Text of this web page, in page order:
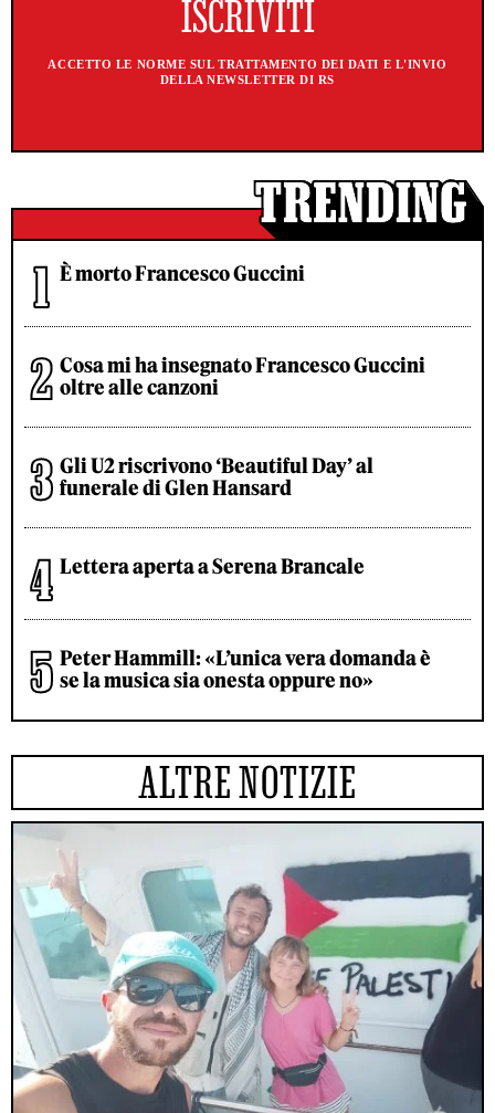
ACCETTO LE NORME SUL TRATTAMENTO DEI DATI E L'INVIO
DELLA NEWSLETTER DI RS
È morto Francesco Guccini
Cosa mi ha insegnato Francesco Guccini
oltre alle canzoni
Gli U2 riscrivono ‘Beautiful Day’ al
funerale di Glen Hansard
Lettera aperta a Serena Brancale
Peter Hammill: «L’unica vera domanda è
se la musica sia onesta oppure no»
ALTRE NOTIZIE